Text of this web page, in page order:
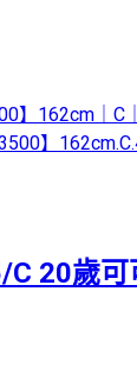
】162cm｜C
】
20歲